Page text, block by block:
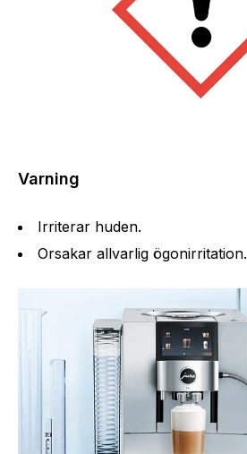
Varning
Irriterar huden.
Orsakar allvarlig ögonirritation.